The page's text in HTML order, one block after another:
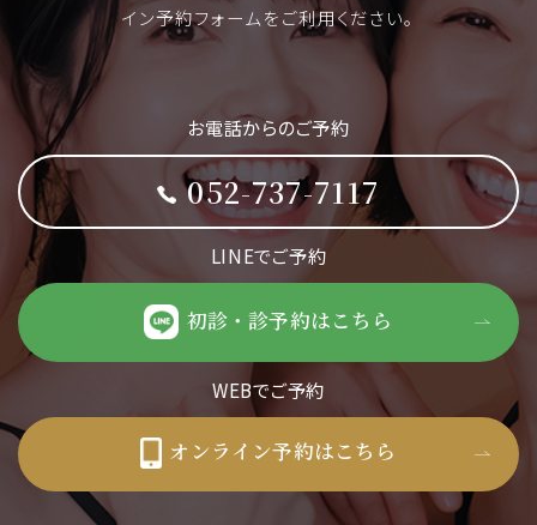
イン予約フォームをご利用ください。
お電話からのご予約
052-737-7117
LINEでご予約
初診・診予約はこちら
WEBでご予約
オンライン予約はこちら